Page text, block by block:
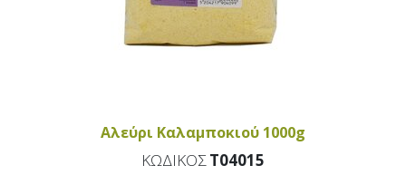
Αλεύρι Καλαμποκιού 1000g
ΚΩΔΙΚΟΣT04015